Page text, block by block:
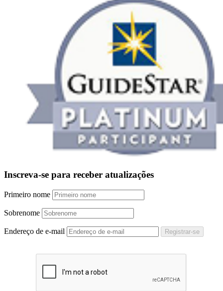
Inscreva-se para receber atualizações
Primeiro nome
Sobrenome
Endereço de e-mail Registrar-se